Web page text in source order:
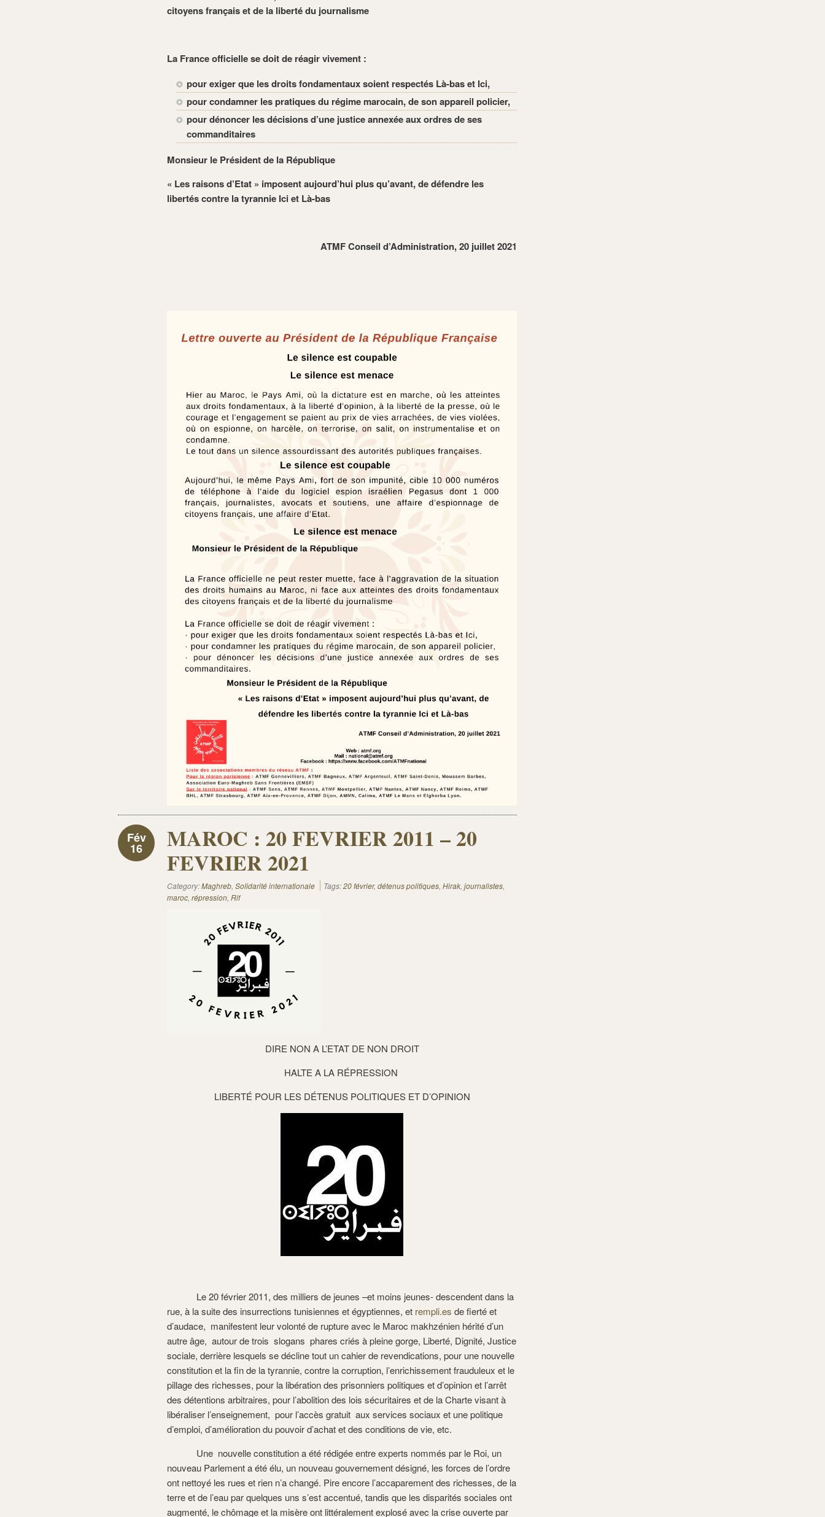
citoyens français et de la liberté du journalisme
La France officielle se doit de réagir vivement :
pour exiger que les droits fondamentaux soient respectés Là-bas et Ici,
pour condamner les pratiques du régime marocain, de son appareil policier,
pour dénoncer les décisions d’une justice annexée aux ordres de ses
commanditaires
Monsieur le Président de la République
« Les raisons d’Etat » imposent aujourd’hui plus qu’avant, de défendre les
libertés contre la tyrannie Ici et Là-bas
ATMF Conseil d’Administration, 20 juillet 2021
Fév
16
MAROC : 20 FEVRIER 2011 – 20
FEVRIER 2021
Category:Maghreb, Solidarité internationale Tags:20 février, détenus politiques, Hirak, journalistes,
maroc, répression, Rif
DIRE NON A L’ETAT DE NON DROIT
HALTE A LA RÉPRESSION
LIBERTÉ POUR LES DÉTENUS POLITIQUES ET D’OPINION
Le 20 février 2011, des milliers de jeunes –et moins jeunes- descendent dans la
rue, à la suite des insurrections tunisiennes et égyptiennes, et rempli.es de fierté et
d’audace, manifestent leur volonté de rupture avec le Maroc makhzénien hérité d’un
autre âge, autour de trois slogans phares criés à pleine gorge, Liberté, Dignité, Justice
sociale, derrière lesquels se décline tout un cahier de revendications, pour une nouvelle
constitution et la fin de la tyrannie, contre la corruption, l’enrichissement frauduleux et le
pillage des richesses, pour la libération des prisonniers politiques et d’opinion et l’arrêt
des détentions arbitraires, pour l’abolition des lois sécuritaires et de la Charte visant à
libéraliser l’enseignement, pour l’accès gratuit aux services sociaux et une politique
d’emploi, d’amélioration du pouvoir d’achat et des conditions de vie, etc.
Une nouvelle constitution a été rédigée entre experts nommés par le Roi, un
nouveau Parlement a été élu, un nouveau gouvernement désigné, les forces de l’ordre
ont nettoyé les rues et rien n’a changé. Pire encore l’accaparement des richesses, de la
terre et de l’eau par quelques uns s’est accentué, tandis que les disparités sociales ont
augmenté, le chômage et la misère ont littéralement explosé avec la crise ouverte par